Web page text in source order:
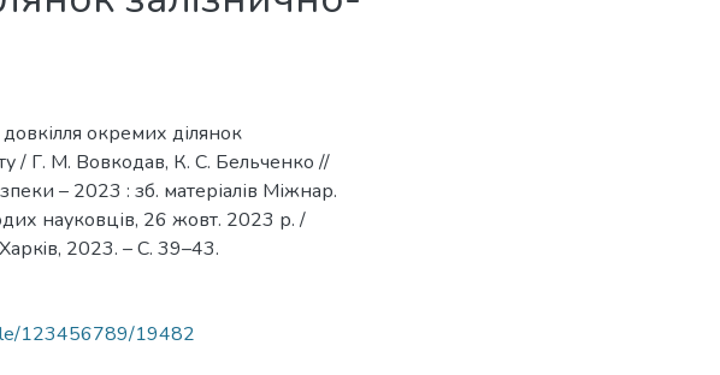
окремих ділянок
/ Г. М. Вовкодав, К. С. Бельченко //
– 2023 : зб. матеріалів Міжнар.
науковців, 26 жoвт. 2023 р. /
2023. – С. 39–43.
123456789/19482